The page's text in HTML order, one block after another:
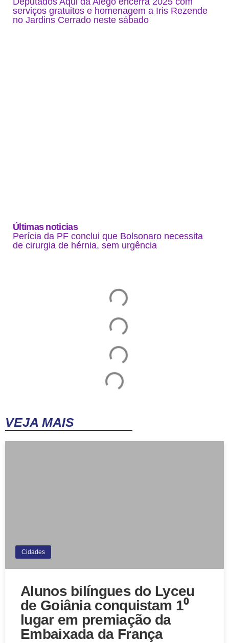
serviços gratuitos e homenagem a Iris Rezende
no Jardins Cerrado neste sábado
Últimas noticias
Perícia da PF conclui que Bolsonaro necessita
de cirurgia de hérnia, sem urgência
VEJA MAIS
Cidades
Alunos bilíngues do Lyceu
de Goiânia conquistam 1⁰
lugar em premiação da
Embaixada da França